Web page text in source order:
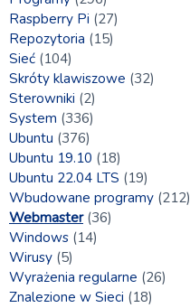
Raspberry Pi (27)
Repozytoria (15)
Sieć (104)
Skróty klawiszowe (32)
Sterowniki (2)
System (336)
Ubuntu (376)
Ubuntu 19.10 (18)
Ubuntu 22.04 LTS (19)
Wbudowane programy (212)
Webmaster(36)
Windows (14)
Wirusy (5)
Wyrażenia regularne (26)
Znalezione w Sieci (18)